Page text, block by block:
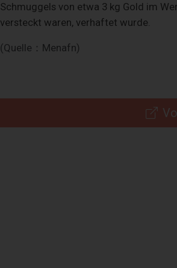
Schmuggels von etwa 3 kg Gold im
versteckt waren, verhaftet wurde.
(Quelle：Menafn)